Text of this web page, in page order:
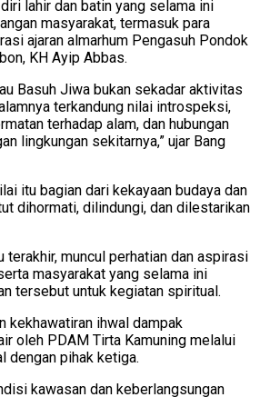
lahir dan batin yang selama ini
masyarakat, termasuk para
ajaran almarhum Pengasuh Pondok
KH Ayip Abbas.
Basuh Jiwa bukan sekadar aktivitas
terkandung nilai introspeksi,
terhadap alam, dan hubungan
lingkungan sekitarnya,” ujar Bang
itu bagian dari kekayaan budaya dan
dihormati, dilindungi, dan dilestarikan
terakhir, muncul perhatian dan aspirasi
masyarakat yang selama ini
tersebut untuk kegiatan spiritual.
kekhawatiran ihwal dampak
oleh PDAM Tirta Kamuning melalui
dengan pihak ketiga.
kawasan dan keberlangsungan